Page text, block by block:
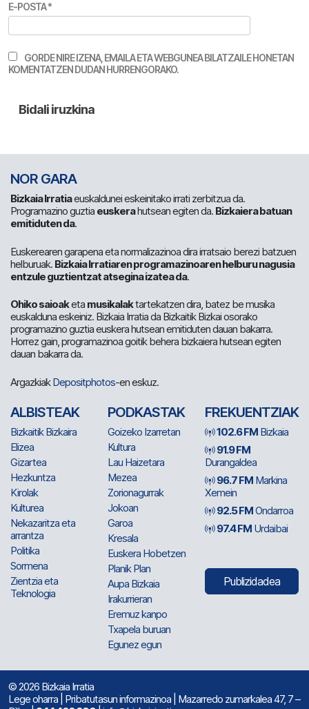
E-POSTA*
GORDE NIRE IZENA, EMAILA ETA WEBGUNEA BILATZAILE HONETAN
KOMENTATZEN DUDAN HURRENGORAKO.
NOR GARA
Bizkaia Irratiaeuskaldunei eskeinitako irrati zerbitzua da.
Programazino guztia euskerahutsean egiten da. Bizkaiera batuan
emitiduten da.
Euskerearen garapena eta normalizazinoa dira irratsaio berezi batzuen
helburuak. Bizkaia Irratiaren programazinoaren helburu nagusia
entzule guztientzat atsegina izatea da.
Ohiko saioaketa musikalaktartekatzen dira, batez be musika
euskalduna eskeiniz. Bizkaia Irratia da Bizkaitik Bizkai osorako
programazino guztia euskera hutsean emitiduten dauan bakarra.
Horrez gain, programazinoa goitik behera bizkaiera hutsean egiten
dauan bakarra da.
ArgazkiakDepositphotos-en eskuz.
ALBISTEAK
Bizkaitik Bizkaira
Elizea
Gizartea
Hezkuntza
Kirolak
Kulturea
Nekazaritza eta
arrantza
Politika
Sormena
Zientzia eta
Teknologia
PODKASTAK
Goizeko Izarretan
Kultura
Lau Haizetara
Mezea
Zorionagurrak
Jokoan
Garoa
Kresala
Euskera Hobetzen
Planik Plan
Aupa Bizkaia
Irakurrieran
Eremuz kanpo
Txapela buruan
Egunez egun
FREKUENTZIAK
102.6 FM Bizkaia
91.9 FM
Durangaldea
96.7 FM Markina
Xemein
92.5 FMOndarroa
97.4 FM Urdaibai
Publizidadea
© 2026 Bizkaia Irratia
Lege oharra Pribatutasun informazinoa | Mazarredo zumarkalea 47, 7 –